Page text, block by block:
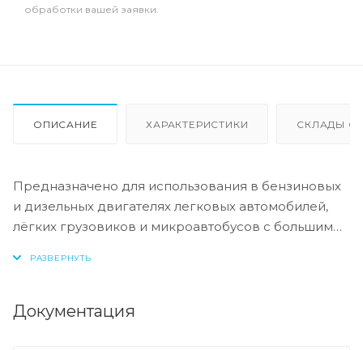
обработки вашей заявки.
ОПИСАНИЕ ХАРАКТЕРИСТИКИ СКЛАДЫ
Предназначено для использования в бензиновых
и дизельных двигателях легковых автомобилей,
лёгких грузовиков и микроавтобусов с большим
расходом масла и основными причинами поломки
Документация